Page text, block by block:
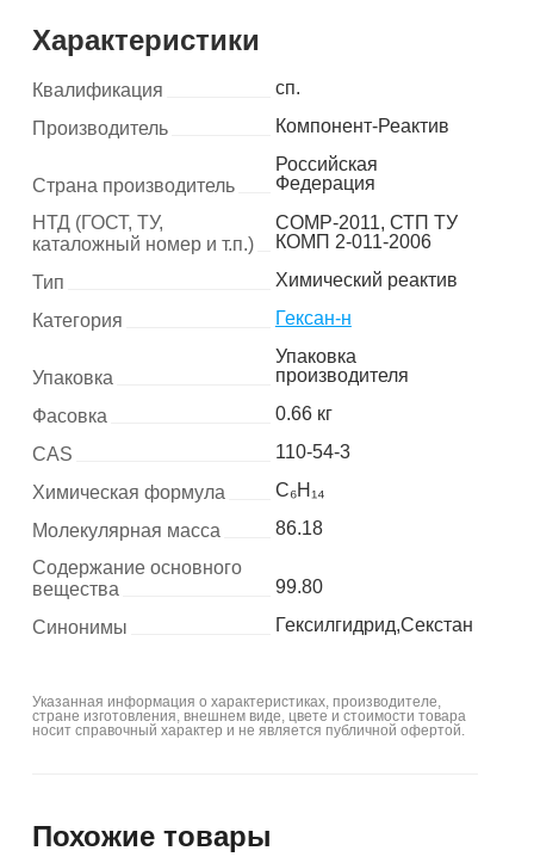
Характеристики
Квалификация
сп.
Производитель
Компонент-Реактив
Страна производитель
Российская
Федерация
НТД (ГОСТ, ТУ,
каталожный номер и т.п.)
COMP-2011, СТП ТУ
КОМП 2-011-2006
Тип
Химический реактив
Категория
Гексан-н
Упаковка
Упаковка
производителя
Фасовка
0.66 кг
CAS
110-54-3
Химическая формула
C₆H₁₄
Молекулярная масса
86.18
Содержание основного
вещества
99.80
Синонимы
Гексилгидрид,Секстан
Указанная информация о характеристиках, производителе,
стране изготовления, внешнем виде, цвете и стоимости товара
носит справочный характер и не является публичной офертой.
Похожие товары